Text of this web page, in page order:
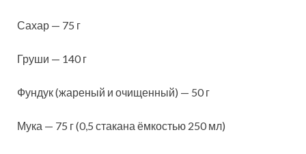
Сахар — 75 г
Груши — 140 г
Фундук (жареный и очищенный) — 50 г
Мука — 75 г (0,5 стакана ёмкостью 250 мл)